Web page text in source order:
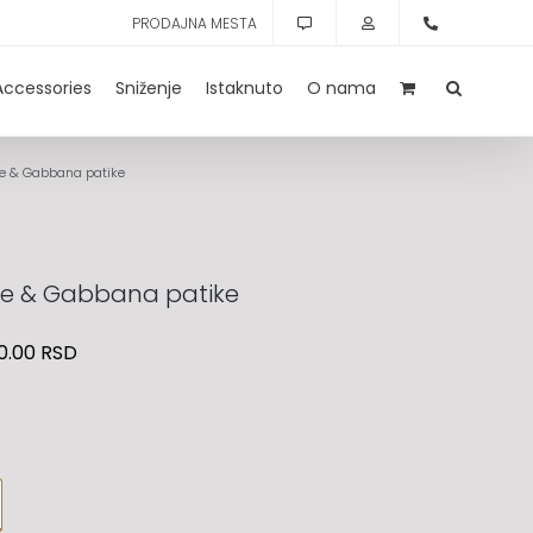
PRODAJNA MESTA
Sniženje Istaknuto O nama
& Gabbana patike
& Gabbana patike
RSD